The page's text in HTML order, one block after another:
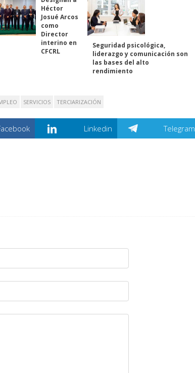
Héctor
Josué Arcos
como
Director
interino en
CFCRL
Seguridad psicológica,
liderazgo y comunicación son
las bases del alto
rendimiento
SERVICIOS TERCIARIZACIÓN
Linkedin Telegram